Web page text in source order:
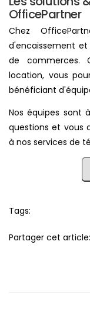
OfficePartner
Chez
d'encaissement
de commerces.
location, vous
bénéficiant
Nos équipes sont
questions et vous
à nos services de
Tags:
Partager cet article: